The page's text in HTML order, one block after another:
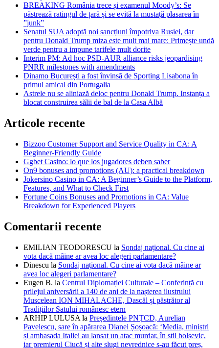
BREAKING România trece și examenul Moody’s: Se
păstrează ratingul de țară și se evită la mustață plasarea în
”junk”
Senatul SUA adoptă noi sancțiuni împotriva Rusiei, dar
pentru Donald Trump miza este mult mai mare: Primește undă
verde pentru a impune tarifele mult dorite
Interim PM: Ad hoc PSD-AUR alliance risks jeopardising
PNRR milestones with amendments
Dinamo București a fost învinsă de Sporting Lisabona în
primul amical din Portugalia
Astrele nu se aliniază deloc pentru Donald Trump. Instanța a
blocat construirea sălii de bal de la Casa Albă
Articole recente
Bizzoo Customer Support and Service Quality in CA: A
Beginner-Friendly Guide
Ggbet Casino: lo que los jugadores deben saber
On9 bonuses and promotions (AU): a practical breakdown
Jokersino Casino in CA: A Beginner’s Guide to the Platform,
Features, and What to Check First
Fortune Coins Bonuses and Promotions in CA: Value
Breakdown for Experienced Players
Comentarii recente
EMILIAN TEODORESCU la Sondaj național. Cu cine ai
vota dacă mâine ar avea loc alegeri parlamentare?
Dinescu la Sondaj național. Cu cine ai vota dacă mâine ar
avea loc alegeri parlamentare?
Eugen B. la Centrul Diplomației Culturale – Conferință cu
prilejul aniversării a 140 de ani de la nașterea ilustrului
Muscelean ION MIHALACHE, Dascăl și păstrător al
Tradițiilor Satului românesc etern
ARHIP LULUSA la Președintele PNȚCD, Aurelian
Pavelescu, sare în apărarea Dianei Șoșoacă: ‘Media, miniștri
și ambasada Italiei au lansat un atac murdar, în stil bolșevic,
iar premierul Ciucă și alte slugi nevrednice s-au făcut preș,